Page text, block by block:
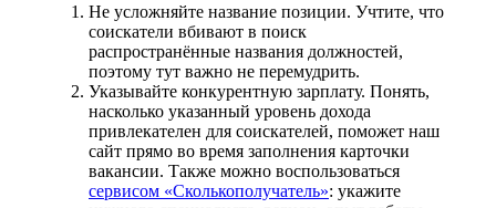
Не усложняйте название позиции. Учтите, что
соискатели вбивают в поиск
распространённые названия должностей,
поэтому тут важно не перемудрить.
Указывайте конкурентную зарплату. Понять,
насколько указанный уровень дохода
привлекателен для соискателей, поможет наш
сайт прямо во время заполнения карточки
вакансии. Также можно воспользоваться
сервисом «Сколькополучатель»: укажите